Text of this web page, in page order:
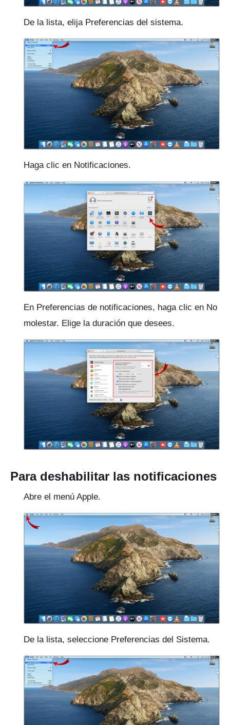
De la lista, elija Preferencias del sistema.
Haga clic en Notificaciones.
En Preferencias de notificaciones, haga clic en No
molestar. Elige la duración que desees.
Para deshabilitar las notificaciones
Abre el menú Apple.
De la lista, seleccione Preferencias del Sistema.